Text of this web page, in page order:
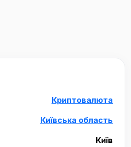
Криптовалюта
Київська область
Київ